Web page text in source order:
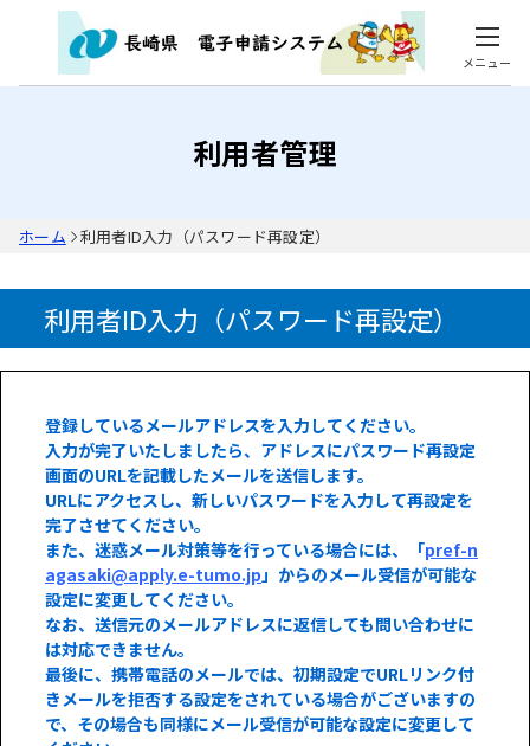
メニュー
利用者管理
ホーム 利用者ID入力（パスワード再設定）
利用者ID入力（パスワード再設定）
登録しているメールアドレスを入力してください。
入力が完了いたしましたら、アドレスにパスワード再設定
画面のURLを記載したメールを送信します。
URLにアクセスし、新しいパスワードを入力して再設定を
完了させてください。
また、迷惑メール対策等を行っている場合には、「pref-n
agasaki@apply.e-tumo.jp」からのメール受信が可能な
設定に変更してください。
なお、送信元のメールアドレスに返信しても問い合わせに
は対応できません。
最後に、携帯電話のメールでは、初期設定でURLリンク付
きメールを拒否する設定をされている場合がございますの
で、その場合も同様にメール受信が可能な設定に変更して